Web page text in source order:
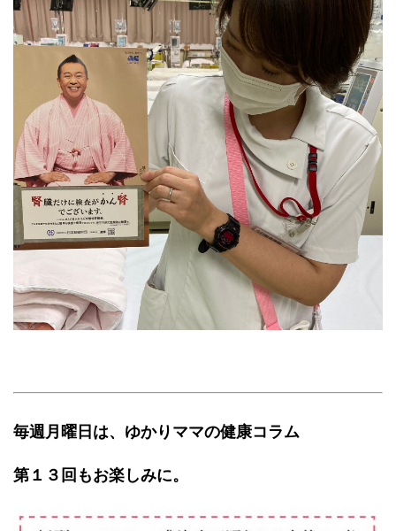
毎週月曜日は、ゆかりママの健康コラム
第１３回もお楽しみに。